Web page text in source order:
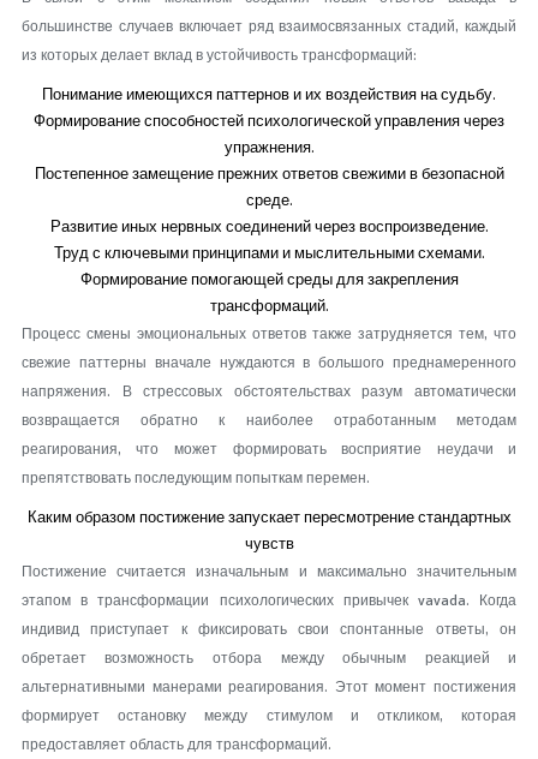
большинстве случаев включает ряд взаимосвязанных стадий, каждый
из которых делает вклад в устойчивость трансформаций:
Понимание имеющихся паттернов и их воздействия на судьбу.
Формирование способностей психологической управления через
упражнения.
Постепенное замещение прежних ответов свежими в безопасной
среде.
Развитие иных нервных соединений через воспроизведение.
Труд с ключевыми принципами и мыслительными схемами.
Формирование помогающей среды для закрепления
трансформаций.
Процесс смены эмоциональных ответов также затрудняется тем, что
свежие паттерны вначале нуждаются в большого преднамеренного
напряжения. В стрессовых обстоятельствах разум автоматически
возвращается обратно к наиболее отработанным методам
реагирования, что может формировать восприятие неудачи и
препятствовать последующим попыткам перемен.
Каким образом постижение запускает пересмотрение стандартных
чувств
Постижение считается изначальным и максимально значительным
этапом в трансформации психологических привычек vavada. Когда
индивид приступает к фиксировать свои спонтанные ответы, он
обретает возможность отбора между обычным реакцией и
альтернативными манерами реагирования. Этот момент постижения
формирует остановку между стимулом и откликом, которая
предоставляет область для трансформаций.